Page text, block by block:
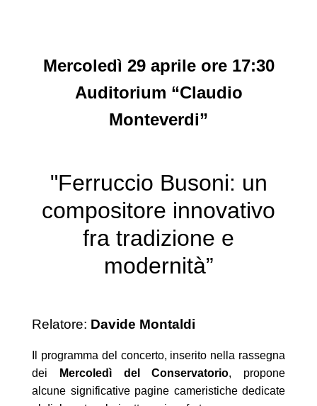
Mercoledì 29 aprile ore 17:30
Auditorium “Claudio
Monteverdi”
"Ferruccio Busoni: un
compositore innovativo
fra tradizione e
modernità”
Relatore: Davide Montaldi
Il programma del concerto, inserito nella rassegna
dei
Mercoledì del Conservatorio, propone
alcune significative pagine cameristiche dedicate